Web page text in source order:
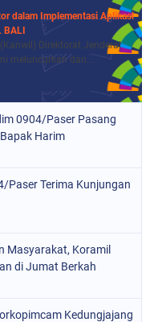
dalam Implementasi Aplikasi
BALI
Direktorat Jenderal
meluncurkan dan...
0904/Paser Pasang
Harim
Paser Terima Kunjungan
Masyarakat, Koramil
di Jumat Berkah
Kedungjajang